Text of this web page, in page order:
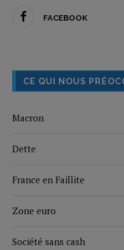
FACEBOOK
CE QUI NOUS
Macron
Dette
France en Faillite
Zone euro
Société sans cash